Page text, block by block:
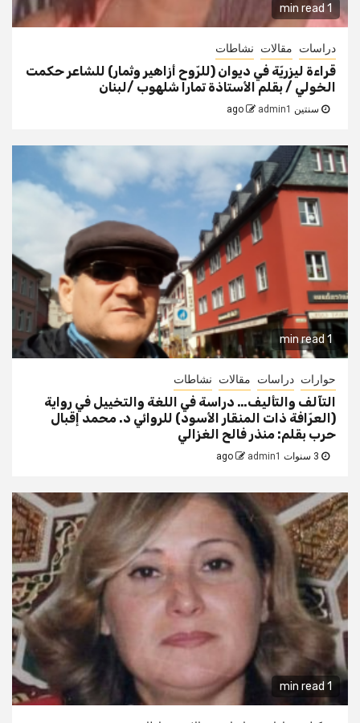
1 min read
دراسات مقالات نشاطات
قراءة ليزريّة في ديوان (للرّوح أزاهير وثمار) للشاعر حكمت
الخولي / بقلم الأستاذة تمارا شلهوب /لبنان
سنتين ago admin1
1 min read
حوارات دراسات مقالات نشاطات
التآلف والتأليف… دراسة في اللغة والتخييل في رواية
(العرّافة ذات المنقار الأسود) للروائي د. محمد إقبال
حرب بقلم: منذر فالح الغزالي
admin1
1 min read